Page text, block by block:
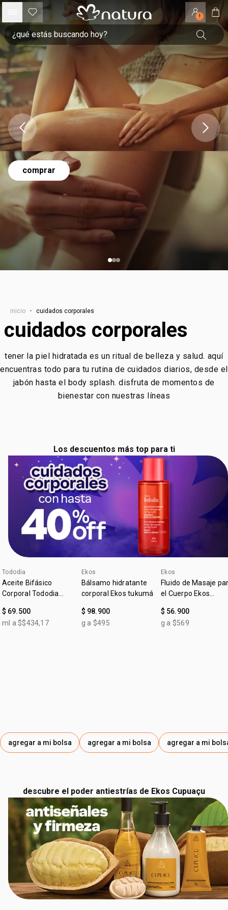
!
comprar
inicio • cuidados corporales
cuidados corporales
tener la piel hidratada es un ritual de belleza y salud. aquí
encuentras todo para tu rutina de cuidados diarios, desde el
jabón hasta el body splash. disfruta de momentos de
bienestar con nuestras líneas
Los descuentos más top para ti
4u al 40%
Tododia
Aceite Bifásico
Corporal Tododia
$ 69.500
ml a $$434,17
agregar a mi bolsa
4u al 40%
Ekos
Bálsamo hidratante
corporal Ekos tukumá
$ 98.900
g a $495
agregar a mi bolsa
4u al 40%
Ekos
Fluido de Masaje
el Cuerpo Ekos
$ 56.900
g a $569
agregar a mi
descubre el poder antiestrías de Ekos Cupuaçu